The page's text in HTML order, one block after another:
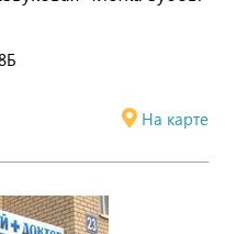
На карте